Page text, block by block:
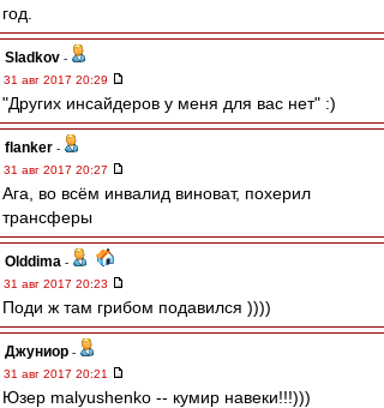
год.
Sladkov -
31 авг 2017 20:29
"Других инсайдеров у меня для вас нет" :)
flanker -
31 авг 2017 20:27
Ага, во всём инвалид виноват, похерил
трансферы
Olddima -
31 авг 2017 20:23
Поди ж там грибом подавился ))))
Джуниор -
31 авг 2017 20:21
Юзер malyushenko -- кумир навеки!!!)))